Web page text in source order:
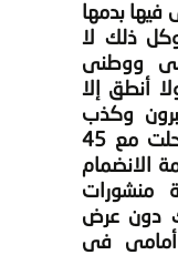
فيها بدمها
ذلك لا
ووطنى
أنطق إلا
وكذب
الكاذبون لأفاجىء أنى قد أحلت مع 45
الانضمام
منشورات
دون عرض
أمامى فى